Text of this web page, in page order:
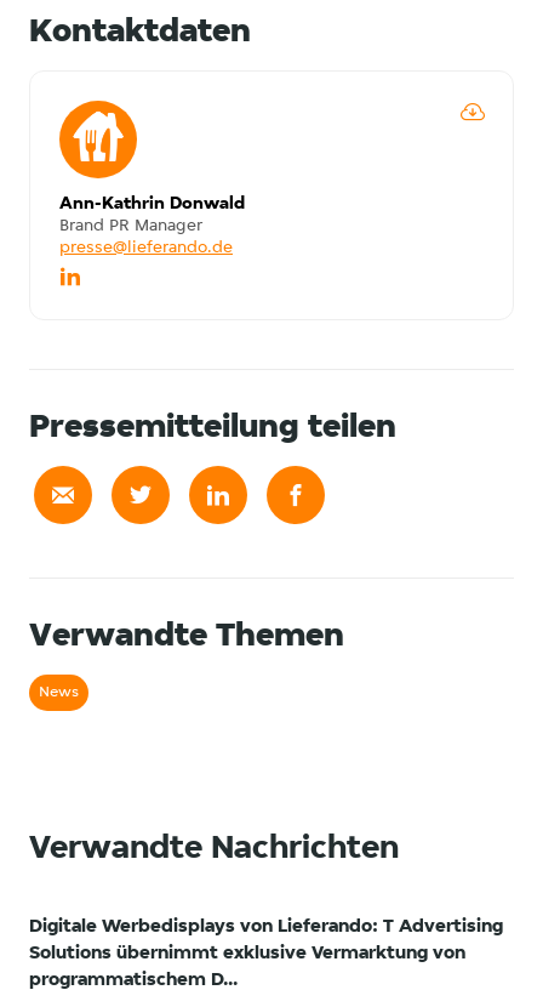
Kontaktdaten
Ann-Kathrin Donwald
Brand PR Manager
presse@lieferando.de
Pressemitteilung teilen
Verwandte Themen
News
Verwandte Nachrichten
Digitale Werbedisplays von Lieferando: T Advertising
Solutions übernimmt exklusive Vermarktung von
programmatischem D...